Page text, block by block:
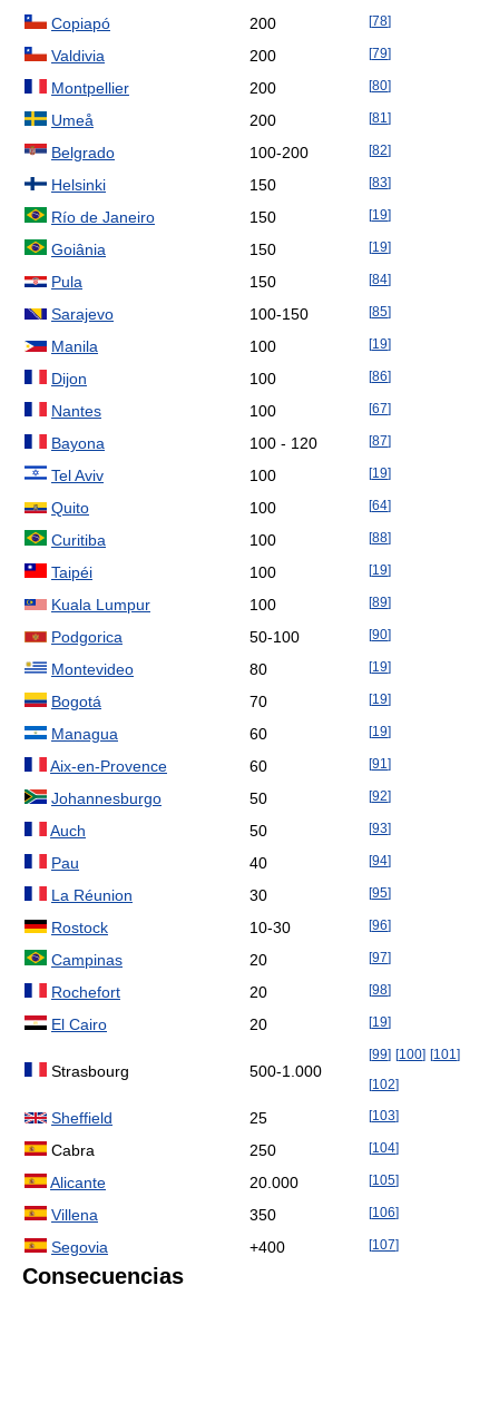
Copiapó 200 [78]
Valdivia 200 [79]
Montpellier 200 [80]
Umeå 200 [81 ]
Belgrado 100-200 [82]
Helsinki 150 [83]
Río de Janeiro 150 [19]
Goiânia 150 [19]
Pula 150 [84]
Sarajevo 100-150 [85]
Manila 100 [19]
Dijon 100 [86]
Nantes 100 [67]
Bayona 100 - 120 [87]
Tel Aviv 100 [19]
Quito 100 [64]
Curitiba 100 [88]
Taipéi 100 [19]
Kuala Lumpur 100 [89]
Podgorica 50-100 [90]
Montevideo 80 [19]
Bogotá 70 [19]
Managua 60 [19]
Aix-en-Provence 60 [91 ]
Johannesburgo 50 [92]
Auch 50 [93]
Pau 40 [94]
La Réunion 30 [95]
Rostock 10-30 [96]
Campinas 20 [97]
Rochefort 20 [98]
El Cairo 20 [19]
Strasbourg 500-1.000
[99] [100] [101 ]
[102]
Sheffield 25 [103]
Cabra 250 [104]
Alicante 20.000 [105]
Villena 350 [106]
Segovia +400 [107]
Consecuencias